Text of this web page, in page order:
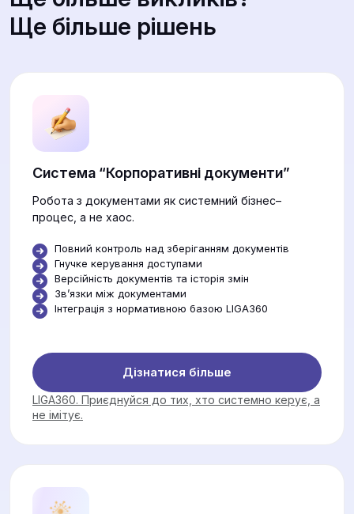
Ще більше рішень
Система “Корпоративні документи”
Робота з документами як системний бізнес–
процес, а не хаос.
Повний контроль над зберіганням документів
Гнучке керування доступами
Версійність документів та історія змін
Звʼязки між документами
Інтеграція з нормативною базою LIGA360
Дізнатися більше
LIGA360. Приєднуйся до тих, хто системно керує, а
не імітує.